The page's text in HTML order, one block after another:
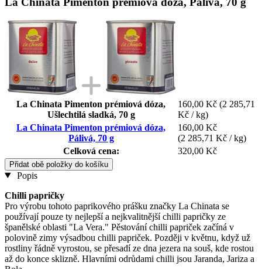
La Chinata Pimenton prémiová dóza,
Ušlechtilá sladká, 70 g
160,00 Kč (2 285,71
Kč / kg)
La Chinata Pimenton prémiová dóza,
Pálivá, 70 g
160,00 Kč
(2 285,71 Kč / kg)
Celková cena:
320,00 Kč
Přidat obě položky do košíku
Popis
Chilli papričky
Pro výrobu tohoto paprikového prášku značky La Chinata se
používají pouze ty nejlepší a nejkvalitnější chilli papričky ze
španělské oblasti "La Vera." Pěstování chilli papriček začíná v
polovině zimy výsadbou chilli papriček. Později v květnu, když už
rostliny řádně vyrostou, se přesadí ze dna jezera na souš, kde rostou
až do konce sklizně. Hlavními odrůdami chilli jsou Jaranda, Jariza a